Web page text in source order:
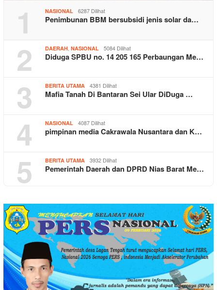
1 NASIONAL 6287 Dilihat
Penimbunan BBM bersubsidi jenis solar da…
2 DAERAH, NASIONAL 5084 Dilihat
Diduga SPBU no. 14 205 165 Perbaungan Me…
3 BERITA UTAMA 4381 Dilihat
Mafia Tanah Di Bantaran Sei Ular DiDuga …
4 NASIONAL 4087 Dilihat
pimpinan media Cakrawala Nusantara dan K…
5 BERITA UTAMA 3932 Dilihat
Pemerintah Daerah dan DPRD Nias Barat Me…